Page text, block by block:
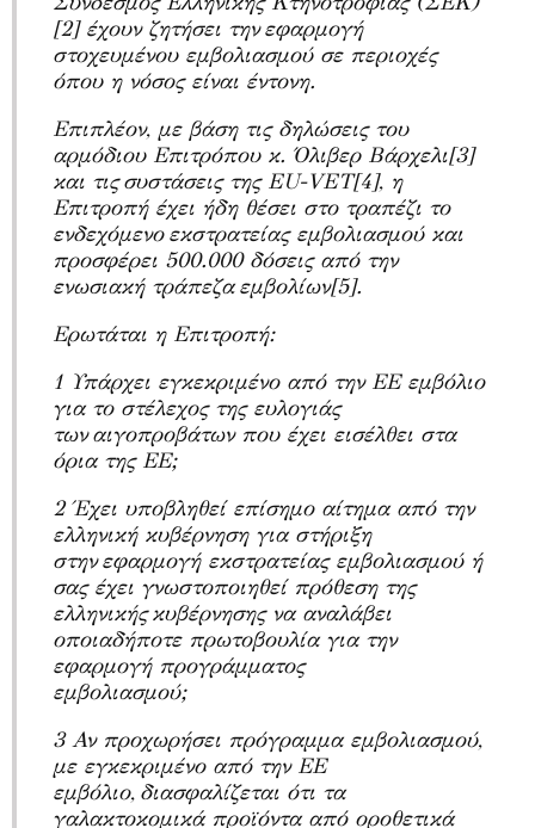
[2] έχουν ζητήσει την εφαρμογή
στοχευμένου εμβολιασμού σε περιοχές
όπου η νόσος είναι έντονη.
Επιπλέον, με βάση τις δηλώσεις του
αρμόδιου Επιτρόπου κ. Όλιβερ Βάρχελι[3]
και τις συστάσεις της EU-VET[4], η
Επιτροπή έχει ήδη θέσει στο τραπέζι το
ενδεχόμενο εκστρατείας εμβολιασμού και
προσφέρει 500.000 δόσεις από την
ενωσιακή τράπεζα εμβολίων[5].
Ερωτάται η Επιτροπή:
1 Υπάρχει εγκεκριμένο από την ΕΕ εμβόλιο
για το στέλεχος της ευλογιάς
των αιγοπροβάτων που έχει εισέλθει στα
όρια της ΕΕ;
2 Έχει υποβληθεί επίσημο αίτημα από την
ελληνική κυβέρνηση για στήριξη
στην εφαρμογή εκστρατείας εμβολιασμού ή
σας έχει γνωστοποιηθεί πρόθεση της
ελληνικής κυβέρνησης να αναλάβει
οποιαδήποτε πρωτοβουλία για την
εφαρμογή προγράμματος
εμβολιασμού;
3 Αν προχωρήσει πρόγραμμα εμβολιασμού,
με εγκεκριμένο από την ΕΕ
εμβόλιο, διασφαλίζεται ότι τα
γαλακτοκομικά προϊόντα από οροθετικά